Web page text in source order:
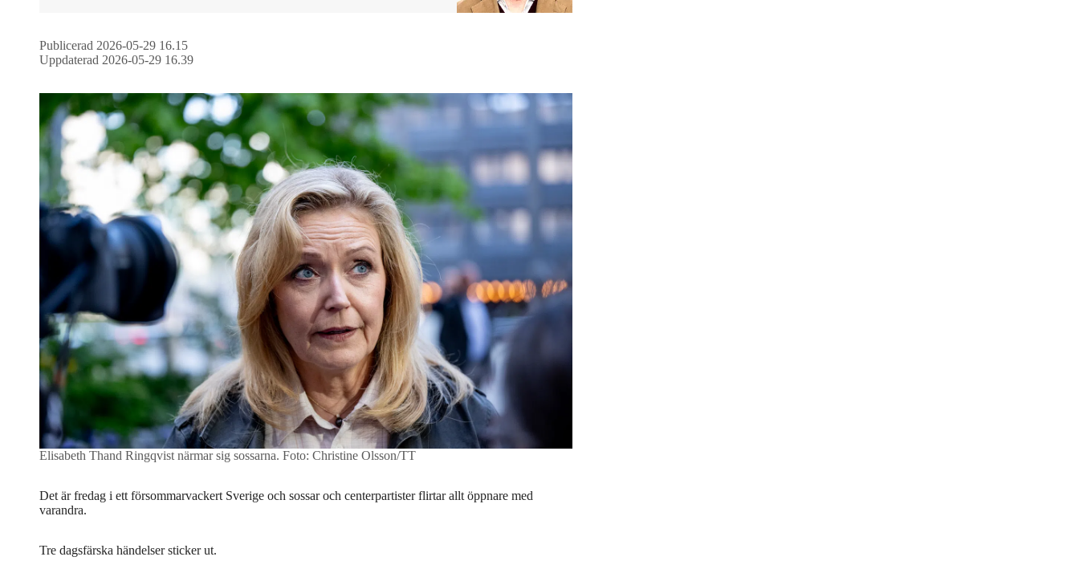
Publicerad 2026-05-29 16.15
Uppdaterad 2026-05-29 16.39
Elisabeth Thand Ringqvist närmar sig sossarna. Foto: Christine Olsson/TT
Det är fredag i ett försommarvackert Sverige och sossar och centerpartister flirtar allt öppnare med
varandra.
Tre dagsfärska händelser sticker ut.